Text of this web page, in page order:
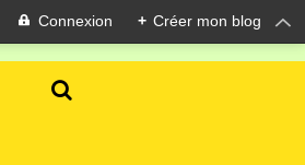
Connexion + Créer mon blog